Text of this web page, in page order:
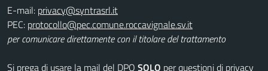
E-mail:
PEC:
per comunicare direttamente con il titolare del trattamento
Si prega di usare la mail del DPO SOLO per questioni di privacy